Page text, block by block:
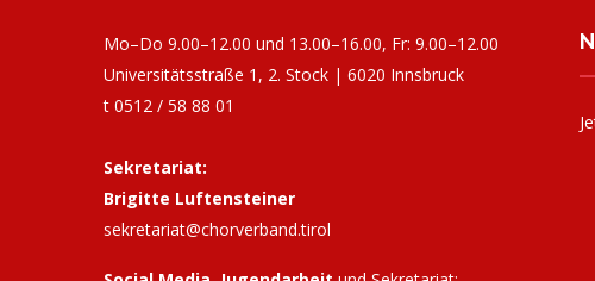
Mo–Do 9.00–12.00 und 13.00–16.00, Fr: 9.00–12.00
Universitätsstraße 1, 2. Stock | 6020 Innsbruck
t 0512 / 58 88 01
Sekretariat:
Brigitte Luftensteiner
sekretariat@chorverband.tirol